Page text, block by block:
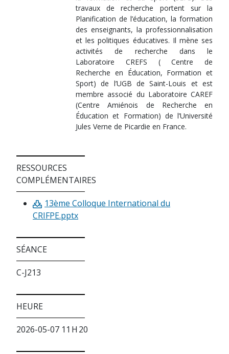
travaux de recherche portent sur la
Planification de l’éducation, la formation
des enseignants, la professionnalisation
et les politiques éducatives. Il mène ses
activités de recherche dans le
Laboratoire CREFS ( Centre de
Recherche en Éducation, Formation et
Sport) de l’UGB de Saint-Louis et est
membre associé du Laboratoire CAREF
(Centre Amiénois de Recherche en
Éducation et Formation) de l’Université
Jules Verne de Picardie en France.
RESSOURCES
COMPLÉMENTAIRES
13ème Colloque International du
CRIFPE.pptx
SÉANCE
C-J213
HEURE
2026-05-07 11 H 20